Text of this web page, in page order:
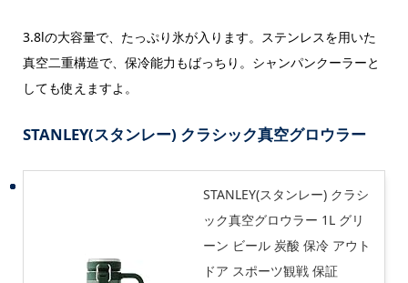
3.8lの大容量で、たっぷり氷が入ります。ステンレスを用いた
真空二重構造で、保冷能力もばっちり。シャンパンクーラーと
しても使えますよ。
STANLEY(スタンレー) クラシック真空グロウラー
STANLEY(スタンレー) クラシ
ック真空グロウラー 1L グリ
ーン ビール 炭酸 保冷 アウト
ドア スポーツ観戦 保証